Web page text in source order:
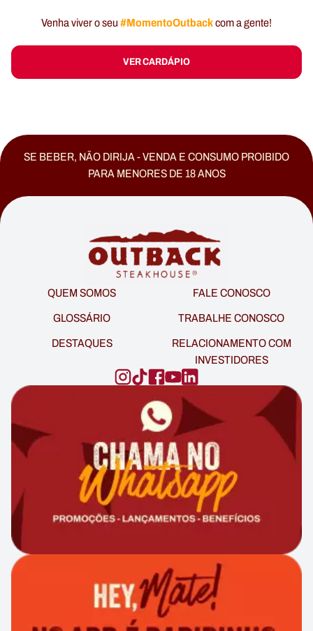
Venha viver o seu#MomentoOutbackcom a gente!
VER CARDÁPIO
SE BEBER, NÃO DIRIJA - VENDA E CONSUMO PROIBIDO
PARA MENORES DE 18 ANOS
QUEM SOMOS
FALE CONOSCO
GLOSSÁRIO
TRABALHE CONOSCO
DESTAQUES
RELACIONAMENTO COM
INVESTIDORES